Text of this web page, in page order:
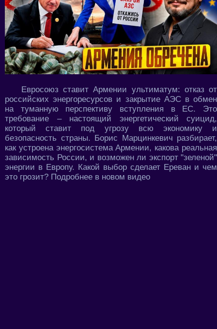
Евросоюз ставит Армении ультиматум: отказ от
российских энергоресурсов и закрытие АЭС в обмен
на туманную перспективу вступления в ЕС. Это
требование – настоящий энергетический суицид,
который ставит под угрозу всю экономику и
безопасность страны. Борис Марцинкевич разбирает,
как устроена энергосистема Армении, какова реальная
зависимость России, и возможен ли экспорт "зеленой"
энергии в Европу. Какой выбор сделает Ереван и чем
это грозит? Подробнее в новом видео